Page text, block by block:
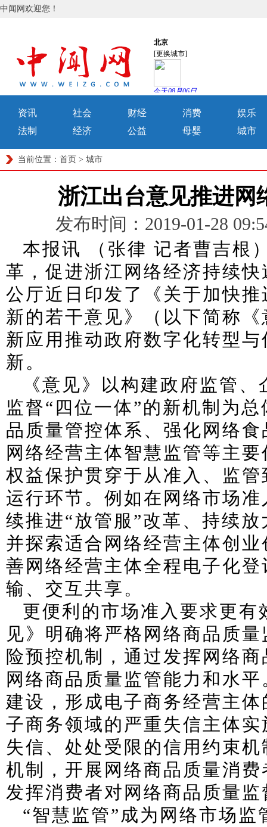
中闻网欢迎您！
资讯 社会 财经 消费
娱乐
法制
经济 公益 母婴 城市
当前位置： 首页 > 城市
浙江出台意见推进网
发布时间：2019-01-28
本报讯 （张律 记者曹吉根
革，促进浙江网络经济持续
公厅近日印发了《关于加快
新的若干意见》（以下简称
新应用推动政府数字化转型
新。
《意见》以构建政府监管
监督“四位一体”的新机制为
品质量管控体系、强化网络
网络经营主体智慧监管等主
权益保护贯穿于从准入、监
运行环节。例如在网络市场
续推进“放管服”改革、持续
并探索适合网络经营主体创
善网络经营主体全程电子化
输、交互共享。
更便利的市场准入要求更
见》明确将严格网络商品质
险预控机制，通过发挥网络
网络商品质量监管能力和水
建设，形成电子商务经营主
子商务领域的严重失信主体
失信、处处受限的信用约束
机制，开展网络商品质量消
发挥消费者对网络商品质量
“智慧监管”成为网络市场